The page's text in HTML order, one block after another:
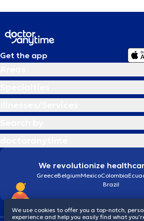
Get the app
We revolutionize
GreeceBelgiumMexicoColombia
Brazil
We use cookies to offer you a top-notch,
experience and help you easily find what